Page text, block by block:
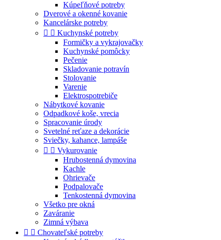
Kúpeľňové potreby
Dverové a okenné kovanie
Kancelárske potreby
  Kuchynské potreby
Formičky a vykrajovačky
Kuchynské pomôcky
Pečenie
Skladovanie potravín
Stolovanie
Varenie
Elektrospotrebiče
Nábytkové kovanie
Odpadkové koše, vrecia
Spracovanie úrody
Svetelné reťaze a dekorácie
Sviečky, kahance, lampáše
  Vykurovanie
Hrubostenná dymovina
Kachle
Ohrievače
Podpalovače
Tenkostenná dymovina
Všetko pre okná
Zaváranie
Zimná výbava
  Chovateľské potreby